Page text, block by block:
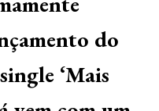
do
‘Mais